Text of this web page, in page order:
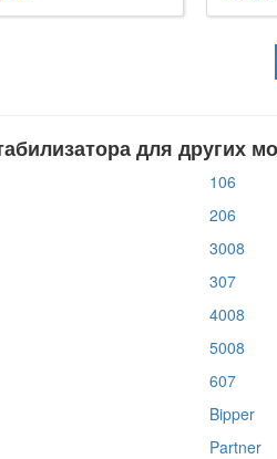
для других
106
206
3008
307
4008
5008
607
Bipper
Partner